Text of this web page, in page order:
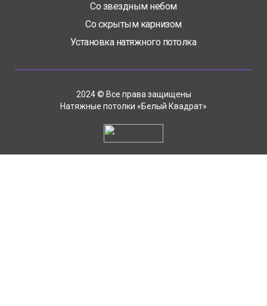
Со звездным небом
Со скрытым карнизом
Установка натяжного потолка
2024 © Все права защищены
Натяжные потолки «Белый Квадрат»